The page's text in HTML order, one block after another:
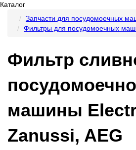
Каталог
Запчасти для посудомоечных
Фильтры для посудомоечных
Фильтр
машины
Zanussi, AEG